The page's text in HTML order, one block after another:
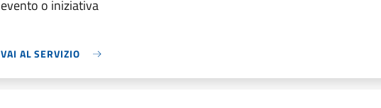
evento o iniziativa
VAI AL SERVIZIO